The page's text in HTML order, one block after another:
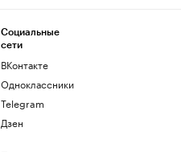
Социальные
сети
ВКонтакте
Одноклассники
Telegram
Дзен